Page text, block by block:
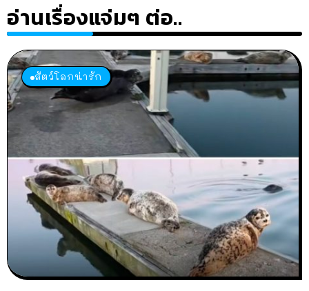
อ่านเรื่องแจ่มๆ ต่อ..
สัตว์โลกน่ารัก